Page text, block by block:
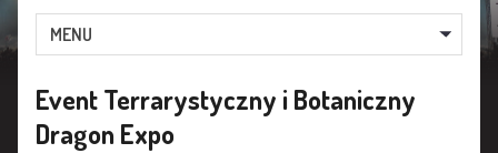
MENU
Event Terrarystyczny i Botaniczny
Dragon Expo